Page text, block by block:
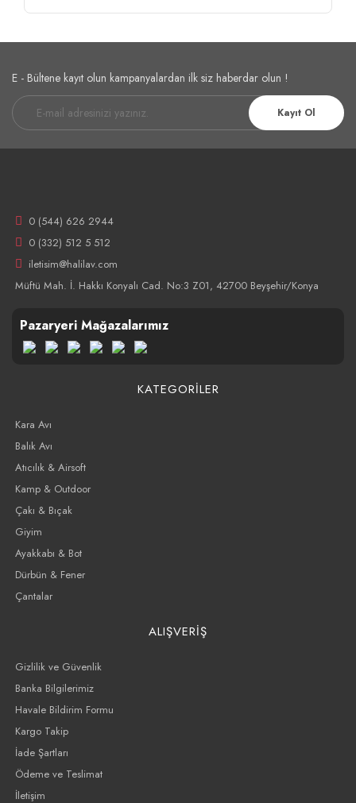
E - Bültene kayıt olun kampanyalardan ilk siz haberdar olun !
Kayıt Ol
0 (544) 626 2944
0 (332) 512 5 512
iletisim@halilav.com
Müftü Mah. İ. Hakkı Konyalı Cad. No:3 Z01, 42700 Beyşehir/Konya
Pazaryeri Mağazalarımız
KATEGORİLER
Kara Avı
Balık Avı
Atıcılık & Airsoft
Kamp & Outdoor
Çakı & Bıçak
Giyim
Ayakkabı & Bot
Dürbün & Fener
Çantalar
ALIŞVERİŞ
Gizlilik ve Güvenlik
Banka Bilgilerimiz
Havale Bildirim Formu
Kargo Takip
İade Şartları
Ödeme ve Teslimat
İletişim